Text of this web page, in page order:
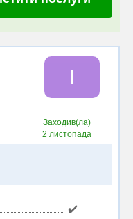
I
Заходив(ла)
2 листопада
✔️